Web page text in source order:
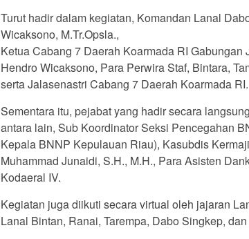
Turut hadir dalam kegiatan, Komandan Lanal
Wicaksono, M.Tr.Opsla.,
Ketua Cabang 7 Daerah Koarmada RI
Hendro Wicaksono, Para Perwira Staf, Bintara,
serta Jalasenastri Cabang 7 Daerah Koarmada RI.
Sementara itu, pejabat yang hadir secara
antara lain, Sub Koordinator Seksi Pencegahan
Kepala BNNP Kepulauan Riau), Kasubdis
Muhammad Junaidi, S.H., M.H., Para Asisten
Kodaeral IV.
Kegiatan juga diikuti secara virtual oleh jajaran
Lanal Bintan, Ranai, Tarempa, Dabo Singkep,